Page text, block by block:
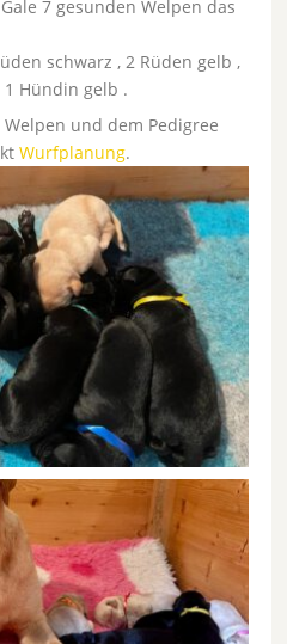
7 gesunden Welpen das
schwarz , 2 Rüden gelb ,
Hündin gelb .
und dem Pedigree
Wurfplanung.